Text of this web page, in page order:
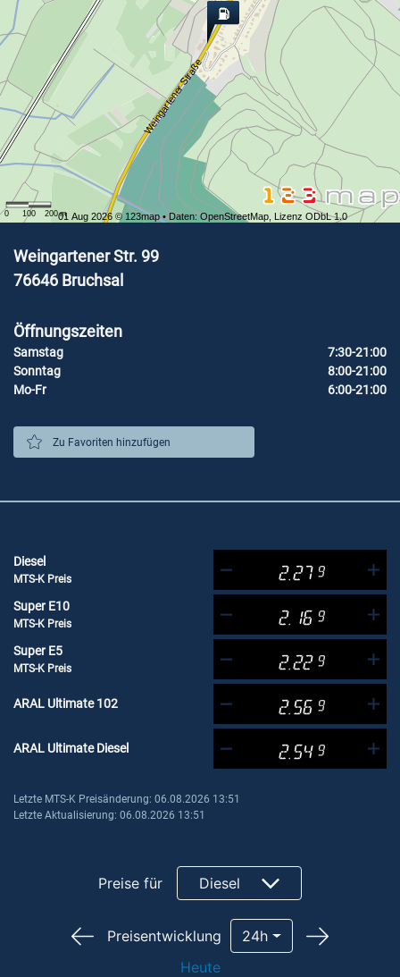
Weingartener Straße
0 100 200 m
01 Aug 2026 © 123map• Daten:OpenStreetMap Lizenz ODbL 1.0
Weingartener Str. 99
76646 Bruchsal
Öffnungszeiten
Samstag
7:30-21:00
Sonntag
8:00-21:00
Mo-Fr
6:00-21:00
Zu Favoriten hinzufügen
Diesel
MTS-K Preis 2.27 9
Super E10
MTS-K Preis 2.16 9
Super E5
MTS-K Preis 2.22 9
ARAL Ultimate 102 2.56 9
ARAL Ultimate Diesel 2.54 9
Letzte MTS-K Preisänderung: 06.08.2026 13:51
Letzte Aktualisierung: 06.08.2026 13:51
Preise für Diesel
Preisentwicklung
24h
Heute